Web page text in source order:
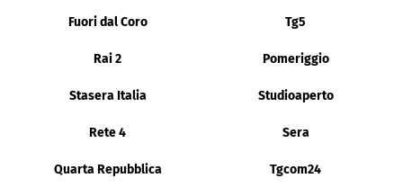
Fuori dal Coro Tg5
Rai 2 Pomeriggio
Stasera Italia Studioaperto
Rete 4 Sera
Quarta Repubblica Tgcom24